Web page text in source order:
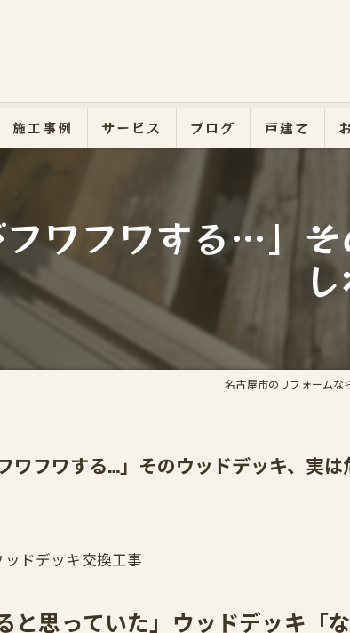
施工事例 サービス ブログ 戸建て
フワフワする…」
名古屋市のリフォームな
ワフワする…」そのウッドデッキ、実
ドデッキ交換工事
と思っていた」ウッドデッキ